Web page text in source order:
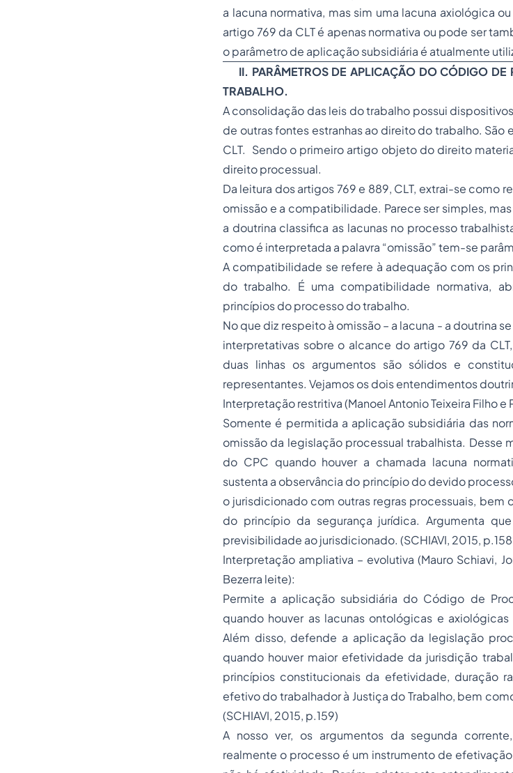
a lacuna normativa, mas sim uma lacuna axiológica
artigo 769 da CLT é apenas normativa ou pode ser
o parâmetro de aplicação subsidiária é atualmente
II. PARÂMETROS DE APLICAÇÃO DO CÓDIGO
TRABALHO.
A consolidação das leis do trabalho possui
de outras fontes estranhas ao direito do trabalho. São
CLT. Sendo o primeiro artigo objeto do direito
direito processual.
Da leitura dos artigos 769 e 889, CLT, extrai-se como
omissão e a compatibilidade. Parece ser simples,
a doutrina classifica as lacunas no processo
como é interpretada a palavra “omissão” tem-se
A compatibilidade se refere à adequação com os
do trabalho. É uma compatibilidade normativa,
princípios do processo do trabalho.
No que diz respeito à omissão – a lacuna - a doutrina
interpretativas sobre o alcance do artigo 769 da
duas linhas os argumentos são sólidos e
representantes. Vejamos os dois entendimentos
Interpretação restritiva (Manoel Antonio Teixeira Filho e
Somente é permitida a aplicação subsidiária das
omissão da legislação processual trabalhista. Desse
do CPC quando houver a chamada lacuna
sustenta a observância do princípio do devido
o jurisdicionado com outras regras processuais,
do princípio da segurança jurídica. Argumenta
previsibilidade ao jurisdicionado. (SCHIAVI, 2015,
Interpretação ampliativa – evolutiva (Mauro Schiavi,
Bezerra leite):
Permite a aplicação subsidiária do Código de
quando houver as lacunas ontológicas e
Além disso, defende a aplicação da legislação
quando houver maior efetividade da jurisdição
princípios constitucionais da efetividade, duração
efetivo do trabalhador à Justiça do Trabalho, bem
(SCHIAVI, 2015, p.159)
A nosso ver, os argumentos da segunda
realmente o processo é um instrumento de